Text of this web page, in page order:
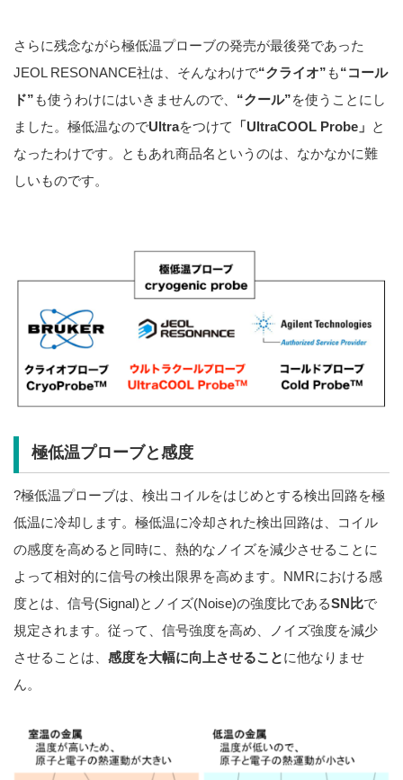
さらに残念ながら極低温プローブの発売が最後発であった
JEOL RESONANCE社は、そんなわけで“クライオ” も“コール
ド” も使うわけにはいきませんので、 “クール”を使うことにし
ました。極低温なのでUltraをつけて 「UltraCOOL Probe」 と
なったわけです。ともあれ商品名というのは、なかなかに難
しいものです。
極低温プローブと感度
?極低温プローブは、検出コイルをはじめとする検出回路を極
低温に冷却します。極低温に冷却された検出回路は、コイル
の感度を高めると同時に、熱的なノイズを減少させることに
よって相対的に信号の検出限界を高めます。NMRにおける感
度とは、信号(Signal)とノイズ(Noise)の強度比であるSN比で
規定されます。従って、信号強度を高め、ノイズ強度を減少
させることは、 感度を大幅に向上させることに他なりませ
ん。